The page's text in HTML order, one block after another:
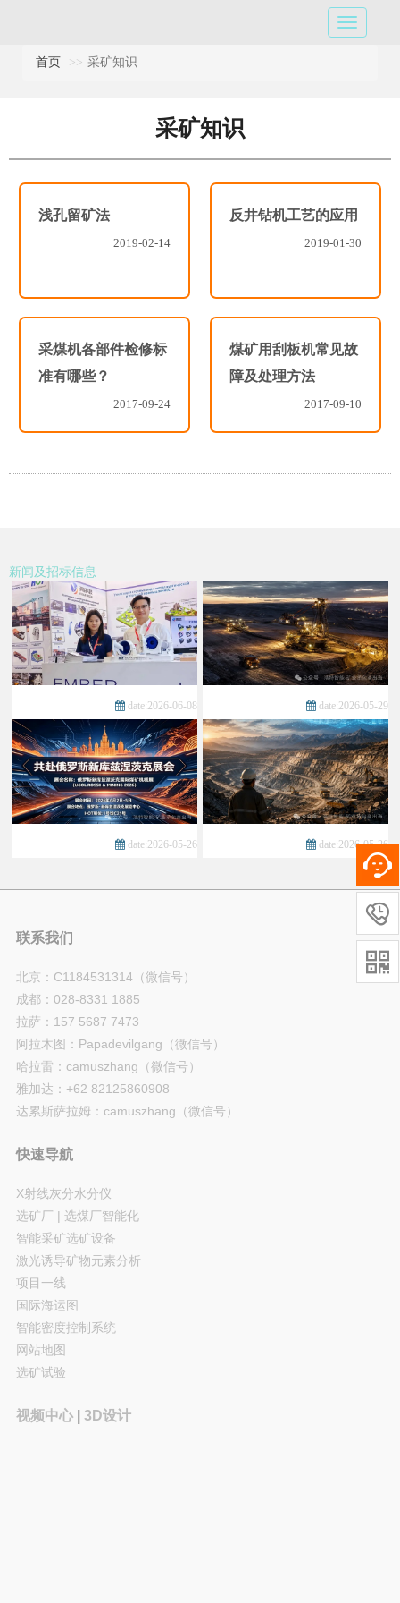
首页 采矿知识
采矿知识
浅孔留矿法
2019-02-14
反井钻机工艺的应用
2019-01-30
采煤机各部件检修标
准有哪些？
2017-09-24
煤矿用刮板机常见故
障及处理方法
2017-09-10
新闻及招标信息
date:2026-06-08 date:2026-05-29
date:2026-05-26 date:2026-05-26
联系我们
北京：C1184531314（微信号）
成都：028-8331 1885
拉萨：157 5687 7473
阿拉木图：Papadevilgang（微信号）
哈拉雷：camuszhang（微信号）
雅加达：+62 82125860908
达累斯萨拉姆：camuszhang（微信号）
快速导航
X射线灰分水分仪
选矿厂 | 选煤厂智能化
智能采矿选矿设备
激光诱导矿物元素分析
项目一线
国际海运图
智能密度控制系统
网站地图
选矿试验
视频中心 3D设计

